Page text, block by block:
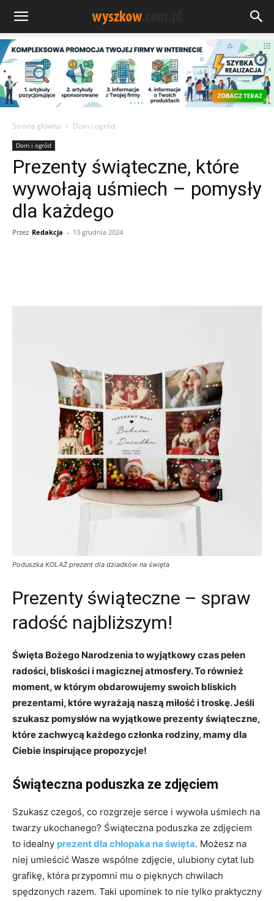
Strona główna Dom i ogród
Dom i ogród
Prezenty świąteczne, które
wywołają uśmiech – pomysły
dla każdego
Przez Redakcja - 13 grudnia 2024
Poduszka KOLAŻ prezent dla dziadków na święta
Prezenty świąteczne – spraw
radość najbliższym!
Święta Bożego Narodzenia to wyjątkowy czas pełen
radości, bliskości i magicznej atmosfery. To również
moment, w którym obdarowujemy swoich bliskich
prezentami, które wyrażają naszą miłość i troskę. Jeśli
szukasz pomysłów na wyjątkowe prezenty świąteczne,
które zachwycą każdego członka rodziny, mamy dla
Ciebie inspirujące propozycje!
Świąteczna poduszka ze zdjęciem
Szukasz czegoś, co rozgrzeje serce i wywoła uśmiech na
twarzy ukochanego? Świąteczna poduszka ze zdjęciem
to idealny prezent dla chłopaka na święta. Możesz na
niej umieścić Wasze wspólne zdjęcie, ulubiony cytat lub
grafikę, która przypomni mu o pięknych chwilach
spędzonych razem. Taki upominek to nie tylko praktyczny